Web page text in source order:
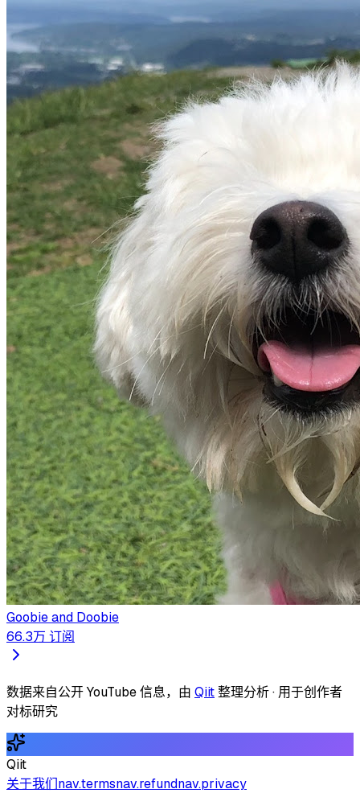
Goobie and Doobie
66.3万 订阅
数据来自公开 YouTube 信息，由 Qiit整理分析 · 用于创作者
对标研究
Qiit
关于我们nav.termsnav.refundnav.privacy